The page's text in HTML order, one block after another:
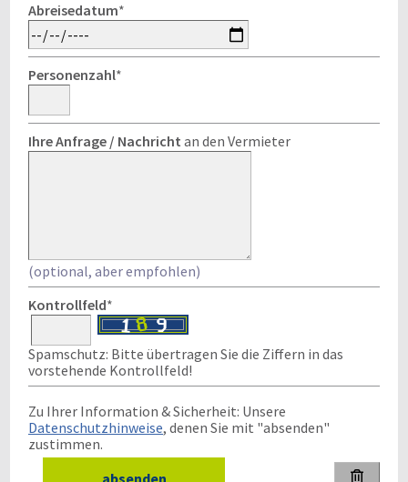
Abreisedatum*
Personenzahl*
Ihre Anfrage / Nachricht an den Vermieter
(optional, aber empfohlen)
Kontrollfeld*
Spamschutz: Bitte übertragen Sie die Ziffern in das
vorstehende Kontrollfeld!
Zu Ihrer Information & Sicherheit: Unsere
Datenschutzhinweise, denen Sie mit "absenden"
zustimmen.
